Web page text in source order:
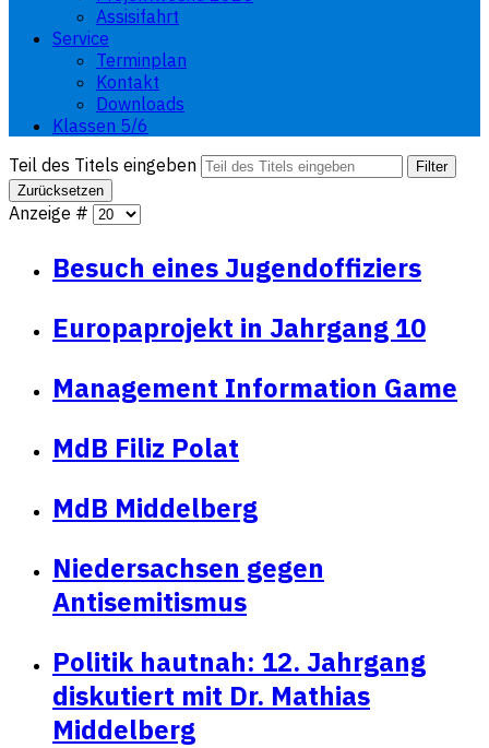
Assisifahrt
Service
Terminplan
Kontakt
Downloads
Klassen 5/6
Teil des Titels eingeben
Filter
Zurücksetzen
Anzeige #
Besuch eines Jugendoffiziers
Europaprojekt in Jahrgang 10
Management Information Game
MdB Filiz Polat
MdB Middelberg
Niedersachsen gegen
Antisemitismus
Politik hautnah: 12. Jahrgang
diskutiert mit Dr. Mathias
Middelberg